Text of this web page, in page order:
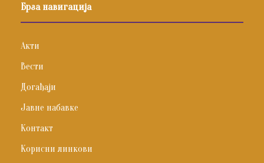
Брза навигација
Акти
Вести
Догађаји
Јавне набавке
Контакт
Корисни линкови